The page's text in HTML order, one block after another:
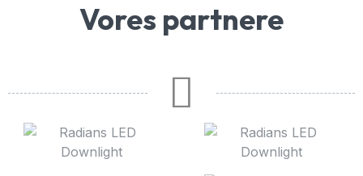
Vores partnere